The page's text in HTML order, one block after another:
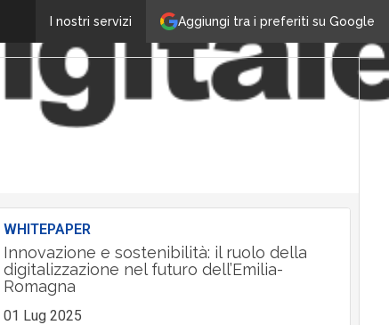
Aggiungi tra i preferiti su Google
I nostri servizi
WHITEPAPER
Innovazione e sostenibilità: il ruolo della
digitalizzazione nel futuro dell’Emilia-
Romagna
01 Lug 2025